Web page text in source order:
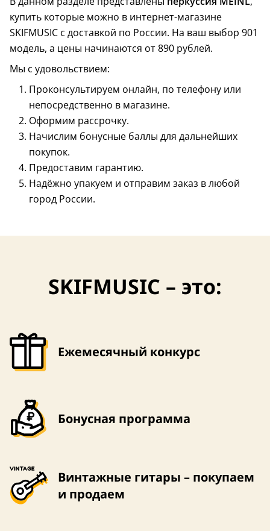
купить которые можно в интернет-магазине
SKIFMUSIC с доставкой по России. На ваш выбор 901
модель, а цены начинаются от 890 рублей.
Мы с удовольствием:
Проконсультируем онлайн, по телефону или
непосредственно в магазине.
Оформим рассрочку.
Начислим бонусные баллы для дальнейших
покупок.
Предоставим гарантию.
Надёжно упакуем и отправим заказ в любой
город России.
SKIFMUSIC – это:
Ежемесячный конкурс
Бонусная программа
Винтажные гитары – покупаем
и продаем